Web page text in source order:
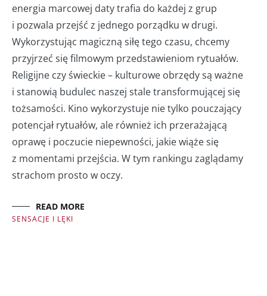
energia marcowej daty trafia do każdej z grup
i pozwala przejść z jednego porządku w drugi.
Wykorzystując magiczną siłę tego czasu, chcemy
przyjrzeć się filmowym przedstawieniom rytuałów.
Religijne czy świeckie – kulturowe obrzędy są ważne
i stanowią budulec naszej stale transformującej się
tożsamości. Kino wykorzystuje nie tylko pouczający
potencjał rytuałów, ale również ich przerażającą
oprawę i poczucie niepewności, jakie wiąże się
z momentami przejścia. W tym rankingu zaglądamy
strachom prosto w oczy.
READ MORE
SENSACJE I LĘKI